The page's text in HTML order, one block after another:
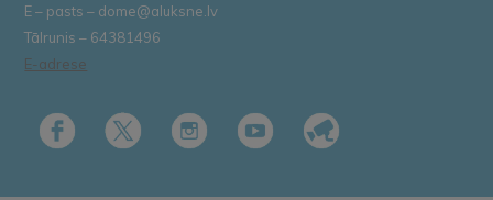
E – pasts – dome@aluksne.lv
Tālrunis – 64381496
E-adrese